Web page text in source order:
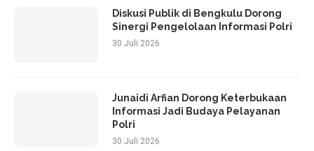
Diskusi Publik di Bengkulu Dorong
Sinergi Pengelolaan Informasi Polri
30 Juli 2026
Junaidi Arfian Dorong Keterbukaan
Informasi Jadi Budaya Pelayanan
Polri
30 Juli 2026